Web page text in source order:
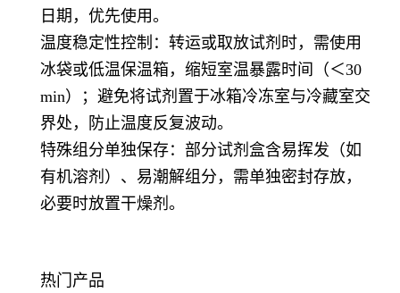
日期，优先使用。
温度稳定性控制：转运或取放试剂时，需使用
冰袋或低温保温箱，缩短室温暴露时间（＜30
min）；避免将试剂置于冰箱冷冻室与冷藏室交
界处，防止温度反复波动。
特殊组分单独保存：部分试剂盒含易挥发（如
有机溶剂）、易潮解组分，需单独密封存放，
必要时放置干燥剂。
热门产品